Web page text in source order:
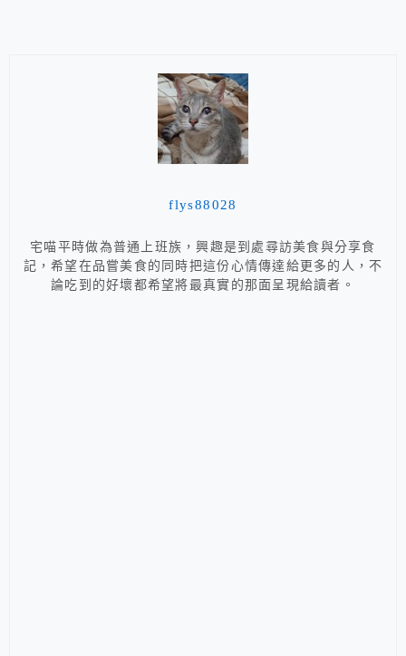
flys88028
宅喵平時做為普通上班族，興趣是到處尋訪美食與分享食
記，希望在品嘗美食的同時把這份心情傳達給更多的人，不
論吃到的好壞都希望將最真實的那面呈現給讀者。